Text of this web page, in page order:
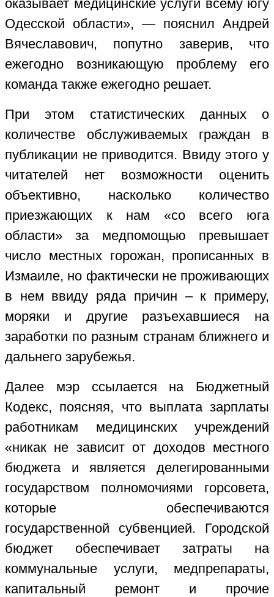
оказывает медицинские услуги всему югу
Одесской области», — пояснил Андрей
Вячеславович, попутно заверив, что
ежегодно возникающую проблему его
команда также ежегодно решает.
При этом статистических данных о
количестве обслуживаемых граждан в
публикации не приводится. Ввиду этого у
читателей нет возможности оценить
объективно, насколько количество
приезжающих к нам «со всего юга
области» за медпомощью превышает
число местных горожан, прописанных в
Измаиле, но фактически не проживающих
в нем ввиду ряда причин – к примеру,
моряки и другие разъехавшиеся на
заработки по разным странам ближнего и
дальнего зарубежья.
Далее мэр ссылается на Бюджетный
Кодекс, поясняя, что выплата зарплаты
работникам медицинских учреждений
«никак не зависит от доходов местного
бюджета и является делегированными
государством полномочиями горсовета,
которые обеспечиваются
государственной субвенцией. Городской
бюджет обеспечивает затраты на
коммунальные услуги, медпрепараты,
капитальный ремонт и прочие